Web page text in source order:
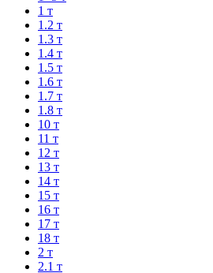
1 т
1.2 т
1.3 т
1.4 т
1.5 т
1.6 т
1.7 т
1.8 т
10 т
11 т
12 т
13 т
14 т
15 т
16 т
17 т
18 т
2 т
2.1 т